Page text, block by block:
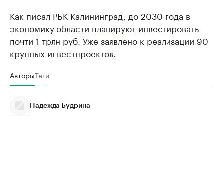
Как писал РБК Калининград, до 2030 года в
экономику области планируют инвестировать
почти 1 трлн руб. Уже заявлено к реализации 90
крупных инвестпроектов.
АвторыТеги
Надежда Будрина